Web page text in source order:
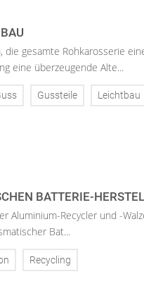
gesamte Rohkarosserie
eine überzeugende Alte...
Gussteile Leichtbau
BATTERIE-
Aluminium-Recycler und -
Bat...
Recycling